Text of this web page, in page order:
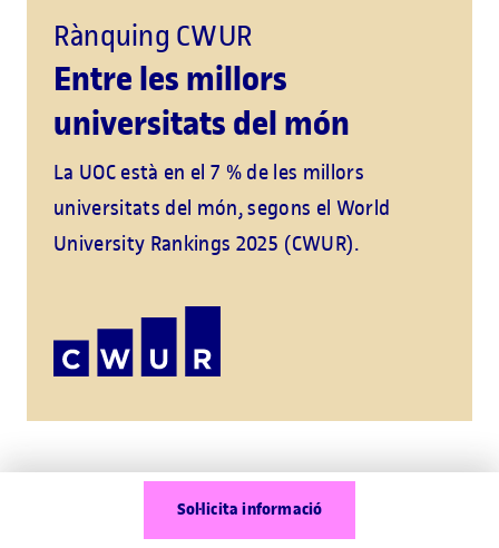
Sol·licita informació
Rànquing CWUR
Entre les millors
universitats del món
La UOC està en el 7 % de les millors
universitats del món, segons el World
University Rankings 2025 (CWUR).